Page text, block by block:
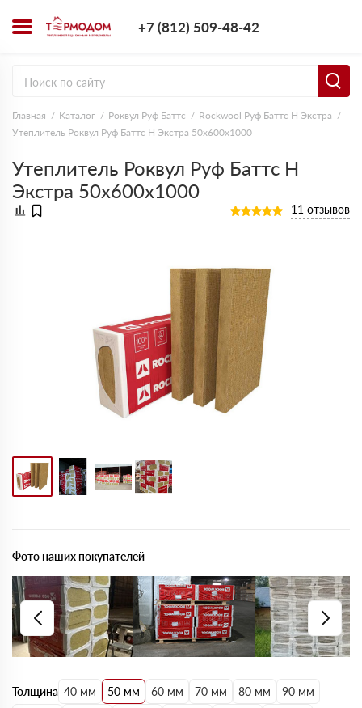
+7 (812) 509-48-42
Главная Каталог Роквул Руф Баттс
Rockwool Руф Баттс Н Экстра
Утеплитель Роквул Руф Баттс Н Экстра 50х600х1000
Утеплитель Роквул Руф Баттс Н
Экстра 50х600х1000
11 отзывов
Толщина 40 мм 50 мм 60 мм 70 мм 80 мм
90 мм
Фото наших покупателей